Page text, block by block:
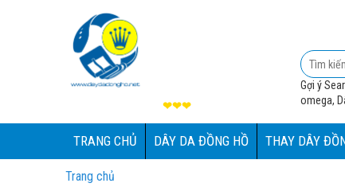
❤❤❤
Gợi ý
omega,
TRANG CHỦ DÂY DA ĐỒNG HỒ THAY DÂY
Trang chủ